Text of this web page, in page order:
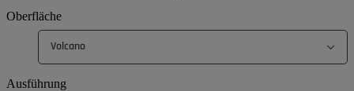
Oberfläche
Volcano
Ausführung